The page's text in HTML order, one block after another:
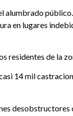
alumbrado
en lugares
residentes de la
14 mil
desobstructores